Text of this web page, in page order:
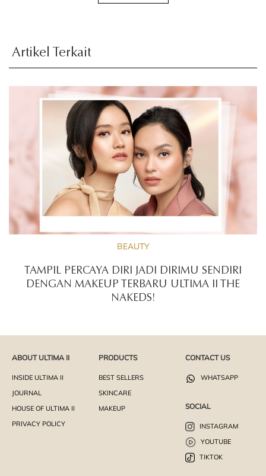
Artikel Terkait
BEAUTY
TAMPIL PERCAYA DIRI JADI DIRIMU SENDIRI
DENGAN MAKEUP TERBARU ULTIMA II THE
NAKEDS!
ABOUT ULTIMA II
INSIDE ULTIMA II
JOURNAL
HOUSE OF ULTIMA II
PRIVACY POLICY
PRODUCTS
BEST SELLERS
SKINCARE
MAKEUP
CONTACT US
WHATSAPP
SOCIAL
INSTAGRAM
YOUTUBE
TIKTOK